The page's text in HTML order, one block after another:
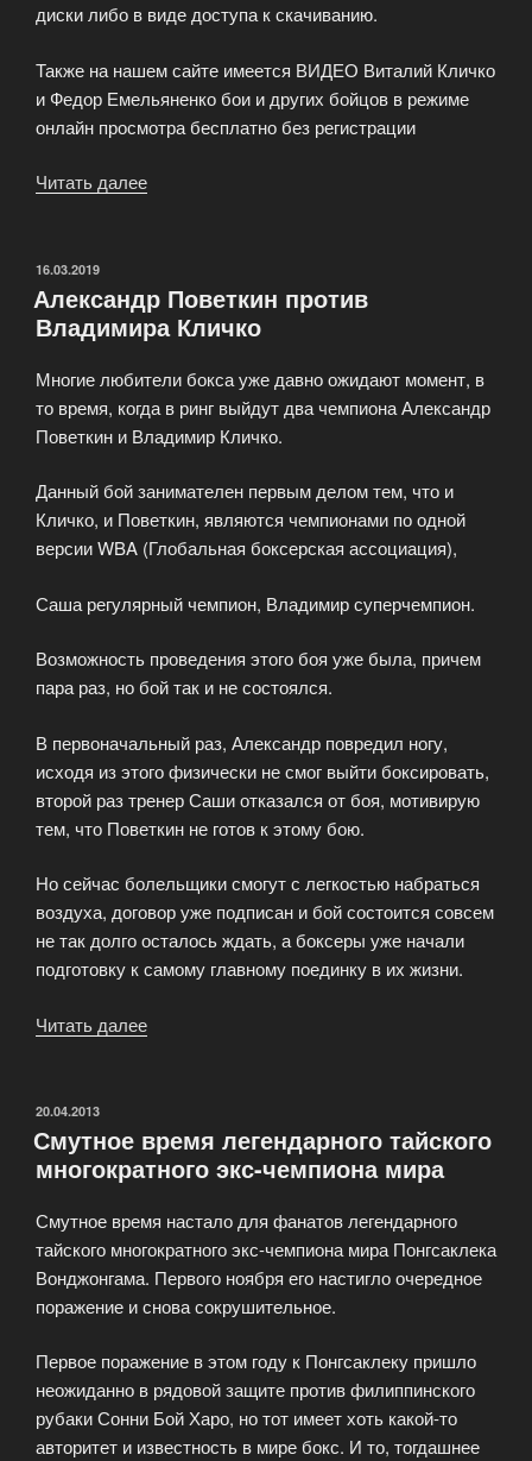
диски либо в виде доступа к скачиванию.
Также на нашем сайте имеется ВИДЕО Виталий Кличко
и Федор Емельяненко бои и других бойцов в режиме
онлайн просмотра бесплатно без регистрации
Читать далее
—
MMA
бои
без
правил,
бокс»
ОПУБЛИКОВАНО
16.03.2019
Александр Поветкин против
Владимира Кличко
Многие любители бокса уже давно ожидают момент, в
то время, когда в ринг выйдут два чемпиона Александр
Поветкин и Владимир Кличко.
Данный бой занимателен первым делом тем, что и
Кличко, и Поветкин, являются чемпионами по одной
версии WBA (Глобальная боксерская ассоциация),
Саша регулярный чемпион, Владимир суперчемпион.
Возможность проведения этого боя уже была, причем
пара раз, но бой так и не состоялся.
В первоначальный раз, Александр повредил ногу,
исходя из этого физически не смог выйти боксировать,
второй раз тренер Саши отказался от боя, мотивирую
тем, что Поветкин не готов к этому бою.
Но сейчас болельщики смогут с легкостью набраться
воздуха, договор уже подписан и бой состоится совсем
не так долго осталось ждать, а боксеры уже начали
подготовку к самому главному поединку в их жизни.
Читать далее
Кличко»
ОПУБЛИКОВАНО
20.04.2013
Смутное время легендарного тайского
многократного экс-чемпиона мира
Смутное время настало для фанатов легендарного
тайского многократного экс-чемпиона мира Понгсаклека
Вонджонгама. Первого ноября его настигло очередное
поражение и снова сокрушительное.
Первое поражение в этом году к Понгсаклеку пришло
неожиданно в рядовой защите против филиппинского
рубаки Сонни Бой Харо, но тот имеет хоть какой-то
авторитет и известность в мире бокс. И то, тогдашнее